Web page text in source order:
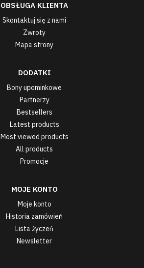
OBSŁUGA KLIENTA
Skontaktuj się z nami
Zwroty
Mapa strony
DODATKI
Bony upominkowe
Partnerzy
Bestsellers
Latest products
Most viewed products
All products
Promocje
MOJE KONTO
Moje konto
Historia zamówień
Lista życzeń
Newsletter